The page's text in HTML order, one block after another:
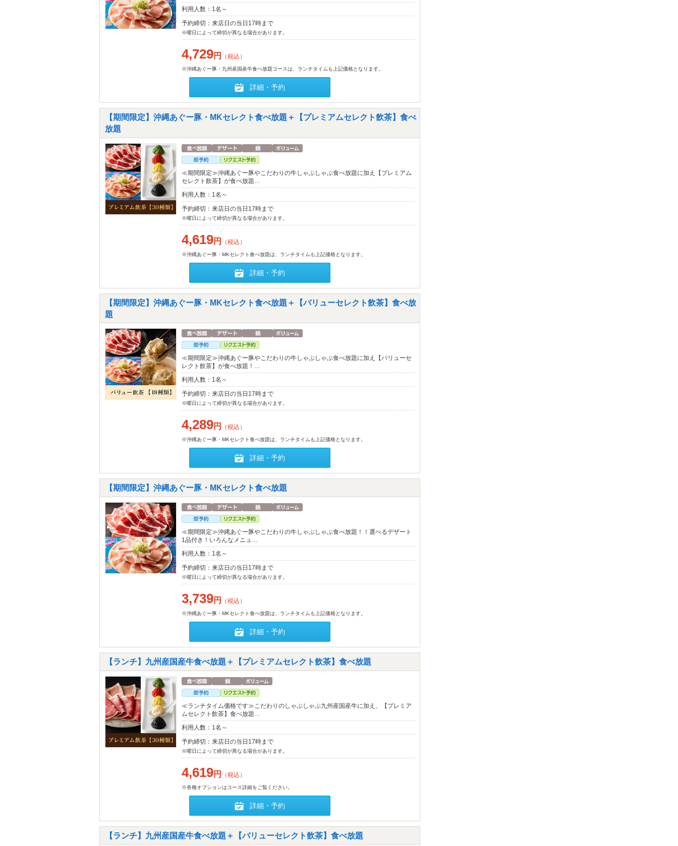
利用人数：1名～
予約締切：来店日の当日17時まで
※曜日によって締切が異なる場合があります。
4,729円 （税込）
※沖縄あぐー豚・九州産国産牛食べ放題コースは、ランチタイムも上記価格となります。
詳細・予約
【期間限定】沖縄あぐー豚・MKセレクト食べ放題＋【プレミアムセレクト飲茶】食べ
放題
≪期間限定≫沖縄あぐー豚やこだわりの牛しゃぶしゃぶ食べ放題に加え【プレミアム
セレクト飲茶】が食べ放題…
利用人数：1名～
予約締切：来店日の当日17時まで
※曜日によって締切が異なる場合があります。
4,619円 （税込）
※沖縄あぐー豚・MKセレクト食べ放題は、ランチタイムも上記価格となります。
詳細・予約
【期間限定】沖縄あぐー豚・MKセレクト食べ放題＋【バリューセレクト飲茶】食べ放
題
≪期間限定≫沖縄あぐー豚やこだわりの牛しゃぶしゃぶ食べ放題に加え【バリューセ
レクト飲茶】が食べ放題！…
利用人数：1名～
予約締切：来店日の当日17時まで
※曜日によって締切が異なる場合があります。
4,289円 （税込）
※沖縄あぐー豚・MKセレクト食べ放題は、ランチタイムも上記価格となります。
詳細・予約
【期間限定】沖縄あぐー豚・MKセレクト食べ放題
≪期間限定≫沖縄あぐー豚やこだわりの牛しゃぶしゃぶ食べ放題！！選べるデザート
1品付き！いろんなメニュ…
利用人数：1名～
予約締切：来店日の当日17時まで
※曜日によって締切が異なる場合があります。
3,739円 （税込）
※沖縄あぐー豚・MKセレクト食べ放題は、ランチタイムも上記価格となります。
詳細・予約
【ランチ】九州産国産牛食べ放題＋【プレミアムセレクト飲茶】食べ放題
≪ランチタイム価格です≫こだわりのしゃぶしゃぶ九州産国産牛に加え、【プレミア
ムセレクト飲茶】食べ放題…
利用人数：1名～
予約締切：来店日の当日17時まで
※曜日によって締切が異なる場合があります。
4,619円 （税込）
※各種オプションはコース詳細をご覧ください。
詳細・予約
【ランチ】九州産国産牛食べ放題＋【バリューセレクト飲茶】食べ放題